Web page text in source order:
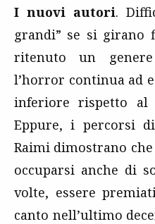
I nuovi autori.
grandi” se si girano
ritenuto un
l’horror continua ad
inferiore rispetto al
Eppure, i percorsi
Raimi dimostrano
occuparsi anche di
volte, essere
canto nell’ultimo